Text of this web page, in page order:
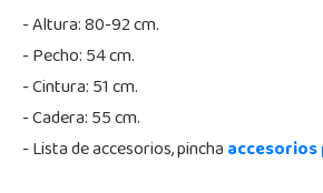
- Altura: 80-92 cm.
- Pecho: 54 cm.
- Cintura: 51 cm.
- Cadera: 55 cm.
- Lista de accesorios, pincha